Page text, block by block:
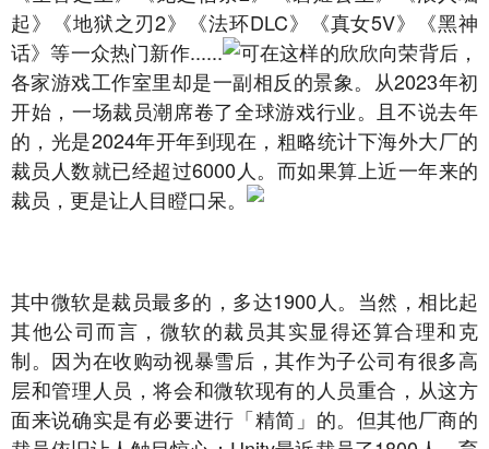
起》《地狱之刃2》《法环DLC》《真女5V》《黑神
话》等一众热门新作......
可在这样的欣欣向荣背后，
各家游戏工作室里却是一副相反的景象。从2023年初
开始，一场裁员潮席卷了全球游戏行业。且不说去年
的，光是2024年开年到现在，粗略统计下海外大厂的
裁员人数就已经超过6000人。而如果算上近一年来的
裁员，更是让人目瞪口呆。
其中微软是裁员最多的，多达1900人。当然，相比起
其他公司而言，微软的裁员其实显得还算合理和克
制。因为在收购动视暴雪后，其作为子公司有很多高
层和管理人员，将会和微软现有的人员重合，从这方
面来说确实是有必要进行「精简」的。但其他厂商的